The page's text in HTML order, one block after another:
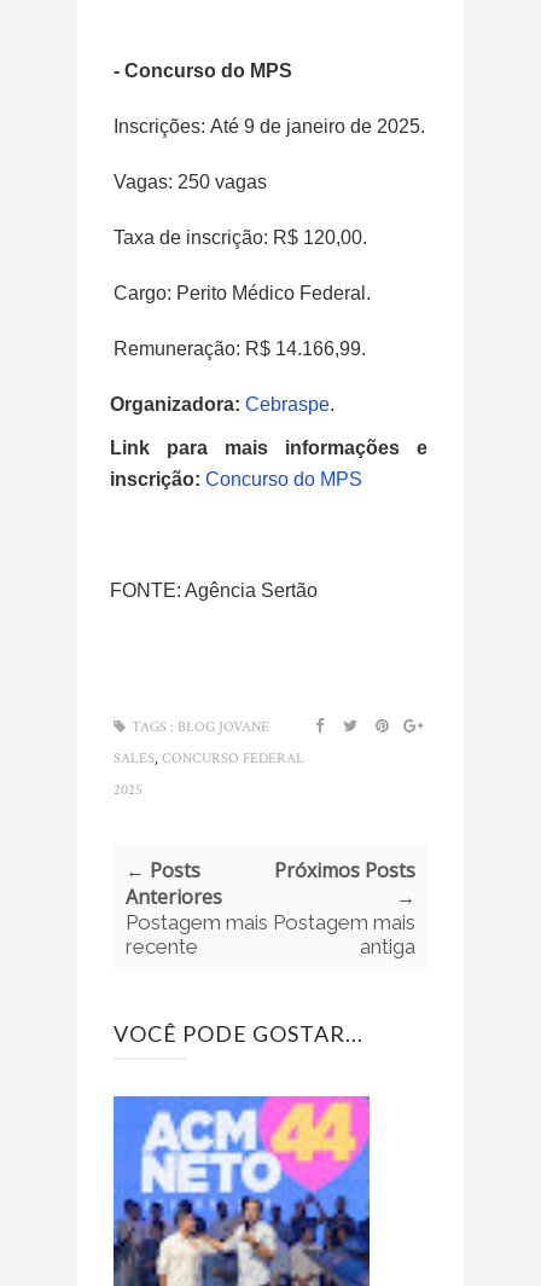
- Concurso do MPS
Inscrições: Até 9 de janeiro de 2025.
Vagas: 250 vagas
Taxa de inscrição: R$ 120,00.
Cargo: Perito Médico Federal.
Remuneração: R$ 14.166,99.
Organizadora: Cebraspe.
Link para mais informações e
inscrição: Concurso do MPS
FONTE: Agência Sertão
TAGS : BLOG JOVANE
SALES, CONCURSO FEDERAL
2025
← Posts
Anteriores
Postagem mais
recente
Próximos Posts
→
Postagem mais
antiga
VOCÊ PODE GOSTAR...